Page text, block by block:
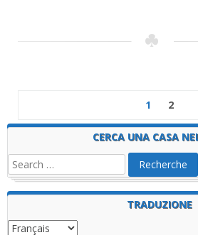
1 2
CERCA UNA CASA
TRADUZIONE